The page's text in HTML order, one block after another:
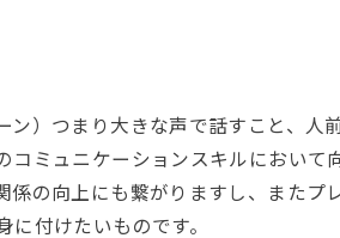
ン）つまり大きな声で話すこと、人
ミュニケーションスキルにおいて
係の向上にも繋がりますし、またプ
に付けたいものです。